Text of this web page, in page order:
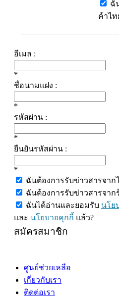
ฉั
ค้าไท
อีเมล :
*
ชื่อนามแฝง :
*
รหัสผ่าน :
*
ยืนยันรหัสผ่าน :
*
ฉันต้องการรับข่าวสารจาก
ฉันต้องการรับข่าวสารจาก
ฉันได้อ่านและยอมรับ นโย
และ นโยบายคุกกี้ แล้ว?
สมัครสมาชิก
ศูนย์ช่วยเหลือ
เกี่ยวกับเรา
ติดต่อเรา